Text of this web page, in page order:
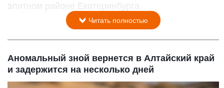
элитном районе Екатеринбурга.
Читать полностью
Аномальный зной вернется в Алтайский край
и задержится на несколько дней